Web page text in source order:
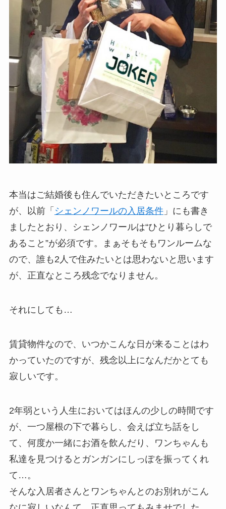
本当はご結婚後も住んでいただきたいところです
が、以前「 シェンノワールの入居条件」にも書き
ましたとおり、シェンノワールは“ひとり暮らしで
あること”が必須です。まぁそもそもワンルームな
ので、誰も2人で住みたいとは思わないと思います
が、正直なところ残念でなりません。
それにしても…
賃貸物件なので、いつかこんな日が来ることはわ
かっていたのですが、残念以上になんだかとても
寂しいです。
2年弱という人生においてはほんの少しの時間です
が、一つ屋根の下で暮らし、会えば立ち話をし
て、何度か一緒にお酒を飲んだり、ワンちゃんも
私達を見つけるとガンガンにしっぽを振ってくれ
て…。
そんな入居者さんとワンちゃんとのお別れがこん